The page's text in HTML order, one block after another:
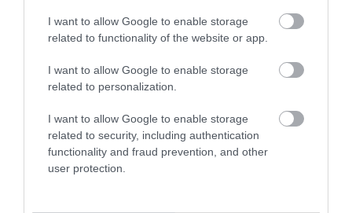
I want to allow Google to enable storage
related to functionality of the website or app.
I want to allow Google to enable storage
related to personalization.
I want to allow Google to enable storage
related to security, including authentication
functionality and fraud prevention, and other
user protection.
πυροσβέστες όταν τους λέει ήρωες–όχι όταν ζητούν
στήριξη»